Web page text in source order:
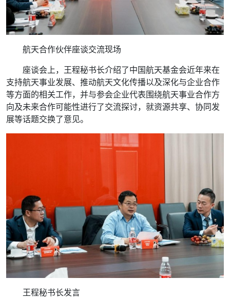
航天合作伙伴座谈交流现场
座谈会上，王程秘书长介绍了中国航天基金会近年来在
支持航天事业发展、推动航天文化传播以及深化与企业合作
等方面的相关工作，并与参会企业代表围绕航天事业合作方
向及未来合作可能性进行了交流探讨，就资源共享、协同发
展等话题交换了意见。
王程秘书长发言